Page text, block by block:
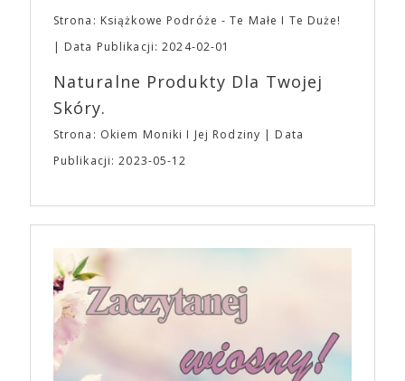
Strona: Książkowe Podróże - Te Małe I Te Duże!
Data Publikacji: 2024-02-01
Naturalne Produkty Dla Twojej
Skóry.
Strona: Okiem Moniki I Jej Rodziny
Data
Publikacji: 2023-05-12